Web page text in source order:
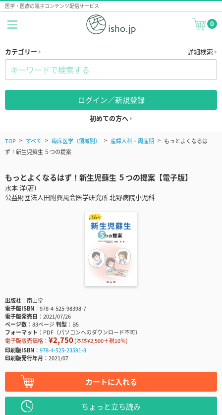
医学・医療の電子コンテンツ配信サービス
0
カテゴリー 詳細検索
ログイン／新規登録
初めての方へ
TOP すべて 臨床医学（領域別） 産婦人科・周産期
もっとよくなるは
ず！新生児蘇生 ５つの提案
もっとよくなるはず！新生児蘇生 ５つの提案【電子版】
水本 洋(著)
公益財団法人田附興風会医学研究所 北野病院小児科
出版社
南山堂
電子版ISBN
978-4-525-98398-7
電子版発売日
2021/07/26
ページ数
83ページ判型
B5
フォーマット
PDF（パソコンへのダウンロード不可）
電子版販売価格： ¥2,750(本体¥2,500＋税10％)
印刷版ISBN
978-4-525-23591-8
印刷版発行年月
2021/07
カートに入れる
ちょっと立ち読み